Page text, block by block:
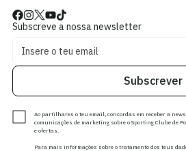
Subscreve a nossa newsletter
Subscrever
Ao partilhares o teu email, concordas em receber a
comunicações de marketing sobre o Sporting Clube de
e ofertas.
Para mais informações sobre o tratamento dos teus